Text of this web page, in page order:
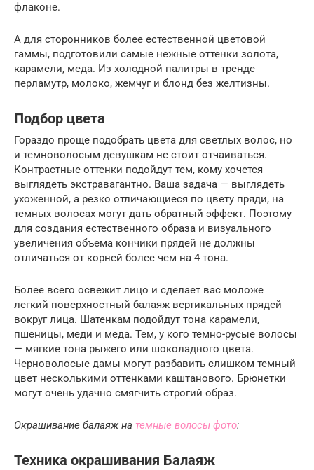
флаконе.
А для сторонников более естественной цветовой
гаммы, подготовили самые нежные оттенки золота,
карамели, меда. Из холодной палитры в тренде
перламутр, молоко, жемчуг и блонд без желтизны.
Подбор цвета
Гораздо проще подобрать цвета для светлых волос, но
и темноволосым девушкам не стоит отчаиваться.
Контрастные оттенки подойдут тем, кому хочется
выглядеть экстравагантно. Ваша задача — выглядеть
ухоженной, а резко отличающиеся по цвету пряди, на
темных волосах могут дать обратный эффект. Поэтому
для создания естественного образа и визуального
увеличения объема кончики прядей не должны
отличаться от корней более чем на 4 тона.
Более всего освежит лицо и сделает вас моложе
легкий поверхностный балаяж вертикальных прядей
вокруг лица. Шатенкам подойдут тона карамели,
пшеницы, меди и меда. Тем, у кого темно-русые волосы
— мягкие тона рыжего или шоколадного цвета.
Черноволосые дамы могут разбавить слишком темный
цвет несколькими оттенками каштанового. Брюнетки
могут очень удачно смягчить строгий образ.
Окрашивание балаяж на темные волосы фото:
Техника окрашивания Балаяж